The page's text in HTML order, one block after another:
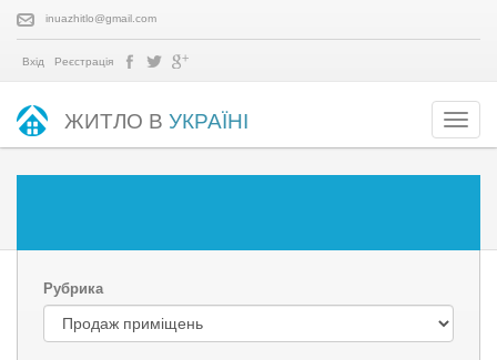
inuazhitlo@gmail.com
Вхід Реєстрація
ЖИТЛО В УКРАЇНІ
Рубрика